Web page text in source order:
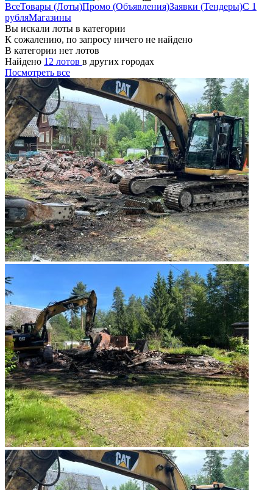
ВсеТовары (Лоты)Промо (Объявления)Заявки (Тендеры)С 1
рубляМагазины
Вы искали лоты в категории
К сожалению, по запросу ничего не найдено
В категории нет лотов
Найдено 12 лотов в других городах
Посмотреть все